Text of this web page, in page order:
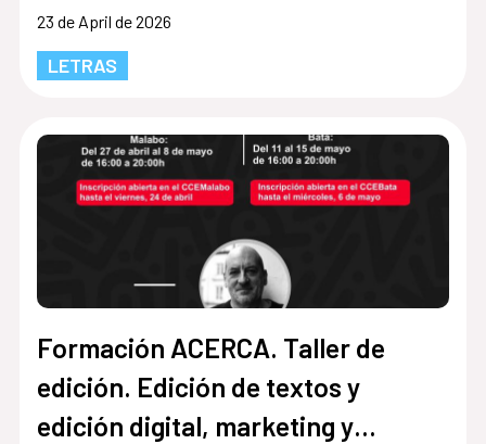
23 de April de 2026
LETRAS
Formación ACERCA. Taller de
edición. Edición de textos y
edición digital, marketing y